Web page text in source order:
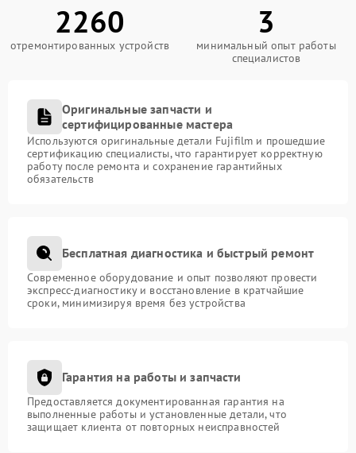
2260
отремонтированных устройств
3
минимальный опыт работы
специалистов
Оригинальные запчасти и
сертифицированные мастера
Используются оригинальные детали Fujifilm и прошедшие
сертификацию специалисты, что гарантирует корректную
работу после ремонта и сохранение гарантийных
обязательств
Бесплатная диагностика и быстрый ремонт
Современное оборудование и опыт позволяют провести
экспресс-диагностику и восстановление в кратчайшие
сроки, минимизируя время без устройства
Гарантия на работы и запчасти
Предоставляется документированная гарантия на
выполненные работы и установленные детали, что
защищает клиента от повторных неисправностей